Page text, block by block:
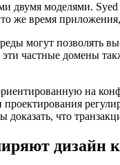
моделями. Syed
же время
могут позволять
эти частные домены
на
доказать, что
дизайн